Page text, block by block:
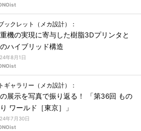
ックレット（メカ設計）：
機の実現に寄与した樹脂3Dプリンタと
ハイブリッド構造
年8月1日
ギャラリー（メカ設計）：
展示を写真で振り返る！ 「第36回 もの
ワールド［東京］」
年7月30日